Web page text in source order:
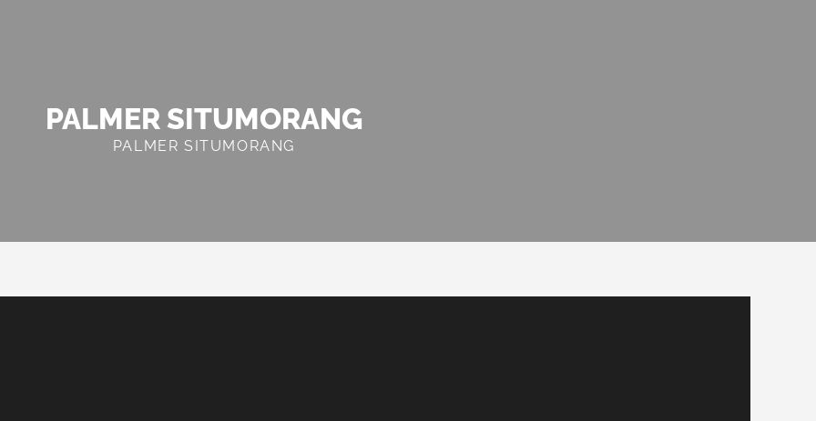
PALMER SITUMORANG
PALMER SITUMORANG